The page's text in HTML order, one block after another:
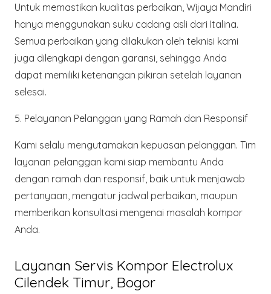
Untuk memastikan kualitas perbaikan, Wijaya Mandiri
hanya menggunakan suku cadang asli dari Italina.
Semua perbaikan yang dilakukan oleh teknisi kami
juga dilengkapi dengan garansi, sehingga Anda
dapat memiliki ketenangan pikiran setelah layanan
selesai.
5. Pelayanan Pelanggan yang Ramah dan Responsif
Kami selalu mengutamakan kepuasan pelanggan. Tim
layanan pelanggan kami siap membantu Anda
dengan ramah dan responsif, baik untuk menjawab
pertanyaan, mengatur jadwal perbaikan, maupun
memberikan konsultasi mengenai masalah kompor
Anda.
Layanan Servis Kompor Electrolux
Cilendek Timur, Bogor